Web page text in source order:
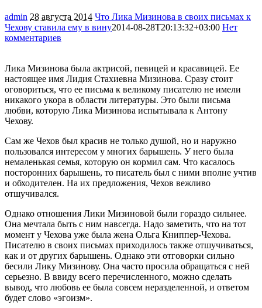
admin 28 августа 2014 Что Лика Мизинова в своих письмах к
Чехову ставила ему в вину2014-08-28T20:13:32+03:00 Нет
комментариев
Лика Мизинова была актрисой, певицей и красавицей. Ее
настоящее имя Лидия Стахиевна Мизинова. Сразу стоит
оговориться, что ее письма к великому писателю не имели
никакого укора в области литературы. Это были письма
любви, которую Лика Мизинова испытывала к Антону
Чехову.
Сам же Чехов был красив не только душой, но и наружно
пользовался интересом у многих барышень. У него была
немаленькая семья, которую он кормил сам. Что касалось
посторонних барышень, то писатель был с ними вполне учтив
и обходителен. На их предложения, Чехов вежливо
отшучивался.
Однако отношения Лики Мизиновой были гораздо сильнее.
Она мечтала быть с ним навсегда. Надо заметить, что на тот
момент у Чехова уже была жена Ольга Книппер-Чехова.
Писателю в своих письмах приходилось также отшучиваться,
как и от других барышень. Однако эти отговорки сильно
бесили Лику Мизинову. Она часто просила обращаться с ней
серьезно. В ввиду всего перечисленного, можно сделать
вывод, что любовь ее была совсем неразделенной, и ответом
будет слово «эгоизм».